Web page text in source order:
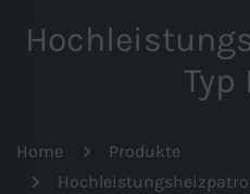
Typ
Home
Produkte